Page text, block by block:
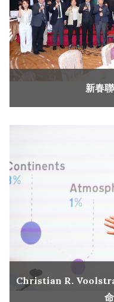
新春
Christian R. Voolstra